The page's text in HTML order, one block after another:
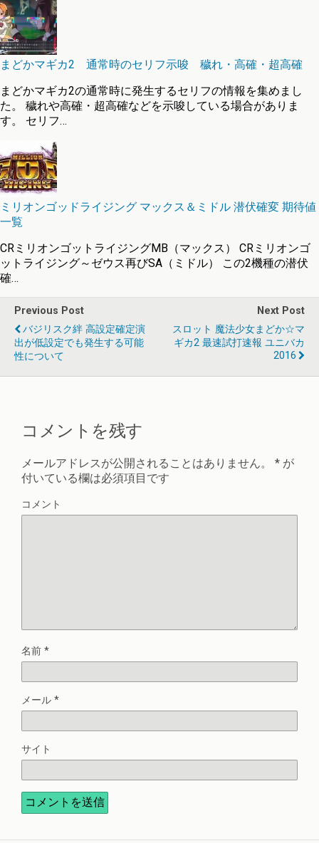
まどかマギカ2 通常時のセリフ示唆 穢れ・高確・超高確
まどかマギカ2の通常時に発生するセリフの情報を集めまし
た。 穢れや高確・超高確などを示唆している場合がありま
す。 セリフ…
ミリオンゴッドライジング マックス＆ミドル 潜伏確変 期待値
一覧
CRミリオンゴットライジングMB（マックス） CRミリオンゴ
ットライジング～ゼウス再びSA（ミドル） この2機種の潜伏
確…
Previous Post
バジリスク絆 高設定確定演
出が低設定でも発生する可能
性について
Next Post
スロット 魔法少女まどか☆マ
ギカ2 最速試打速報 ユニバカ
2016
コメントを残す
メールアドレスが公開されることはありません。 * が
付いている欄は必須項目です
コメント
名前 *
メール *
サイト